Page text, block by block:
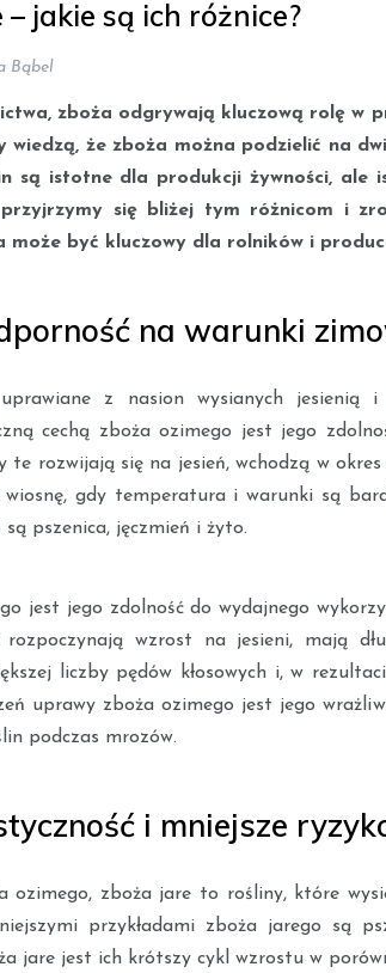
jakie są ich różnice?
Bąbel
zboża odgrywają kluczową rolę w
wiedzą, że zboża można podzielić na
są istotne dla produkcji żywności, ale
się bliżej tym różnicom i
być kluczowy dla rolników i
na warunki
z nasion wysianych jesienią i
cechą zboża ozimego jest jego
te rozwijają się na jesień, wchodzą w
gdy temperatura i warunki są
pszenica, jęczmień i żyto.
jest jego zdolność do wydajnego
wzrost na jesieni, mają
liczby pędów kłosowych i, w
uprawy zboża ozimego jest jego
podczas mrozów.
i mniejsze
ozimego, zboża jare to rośliny, które
przykładami zboża jarego są
jare jest ich krótszy cykl wzrostu w